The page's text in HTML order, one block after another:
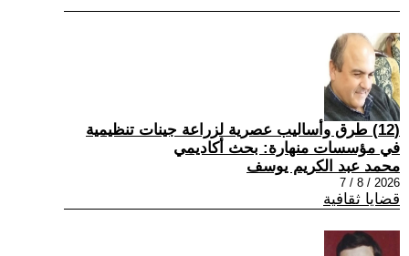
(12) طرق وأساليب عصرية لزراعة جينات تنظيمية
في مؤسسات منهارة: بحث أكاديمي
محمد عبد الكريم يوسف
2026 / 8 / 7
قضايا ثقافية